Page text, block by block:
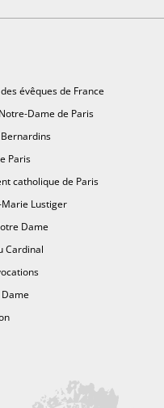
évêques de France
Dame de Paris
Paris
catholique de Paris
Marie Lustiger
Dame
Cardinal